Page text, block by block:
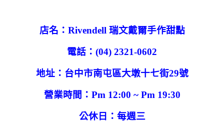
店名：Rivendell 瑞文戴爾手作甜點
電話：(04) 2321-0602
地址：台中市南屯區大墩十七街29號
營業時間：Pm 12:00 ~ Pm 19:30
公休日：每週三